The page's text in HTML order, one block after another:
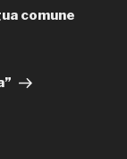
comune